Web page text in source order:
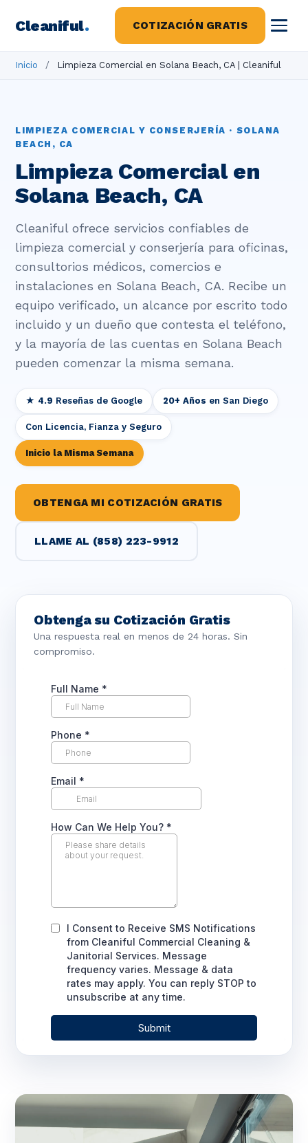
Cleaniful. COTIZACIÓN GRATIS
Inicio / Limpieza Comercial en Solana Beach, CA | Cleaniful
LIMPIEZA COMERCIAL Y CONSERJERÍA · SOLANA
BEACH, CA
Limpieza Comercial en
Solana Beach, CA
Cleaniful ofrece servicios confiables de
limpieza comercial y conserjería para oficinas,
consultorios médicos, comercios e
instalaciones en Solana Beach, CA. Recibe un
equipo verificado, un alcance por escrito todo
incluido y un dueño que contesta el teléfono,
y la mayoría de las cuentas en Solana Beach
pueden comenzar la misma semana.
★ 4.9 Reseñas de Google 20+ Años en San Diego
Con Licencia, Fianza y Seguro
Inicio la Misma Semana
OBTENGA MI COTIZACIÓN GRATIS
LLAME AL (858) 223-9912
Obtenga su Cotización Gratis
Una respuesta real en menos de 24 horas. Sin
compromiso.